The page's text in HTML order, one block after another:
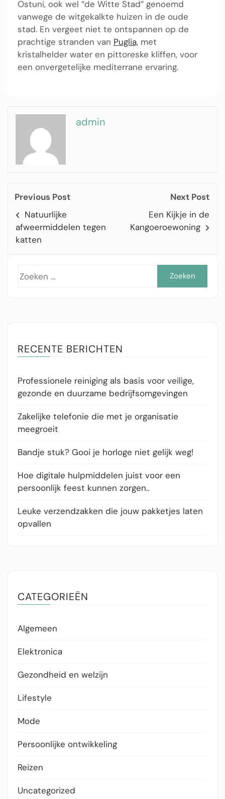
Ostuni, ook wel “de Witte Stad” genoemd
vanwege de witgekalkte huizen in de oude
stad. En vergeet niet te ontspannen op de
prachtige stranden van Puglia, met
kristalhelder water en pittoreske kliffen, voor
een onvergetelijke mediterrane ervaring.
admin
Previous Post
Natuurlijke
afweermiddelen tegen
katten
Next Post
Een Kijkje in de
Kangoeroewoning
RECENTE BERICHTEN
Professionele reiniging als basis voor veilige,
gezonde en duurzame bedrijfsomgevingen
Zakelijke telefonie die met je organisatie
meegroeit
Bandje stuk? Gooi je horloge niet gelijk weg!
Hoe digitale hulpmiddelen juist voor een
persoonlijk feest kunnen zorgen..
Leuke verzendzakken die jouw pakketjes laten
opvallen
CATEGORIEËN
Algemeen
Elektronica
Gezondheid en welzijn
Lifestyle
Mode
Persoonlijke ontwikkeling
Reizen
Uncategorized